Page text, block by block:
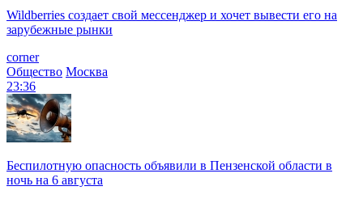
Wildberries создает свой мессенджер и хочет вывести его на
зарубежные рынки
corner
Общество Москва
23:36
Беспилотную опасность объявили в Пензенской области в
ночь на 6 августа